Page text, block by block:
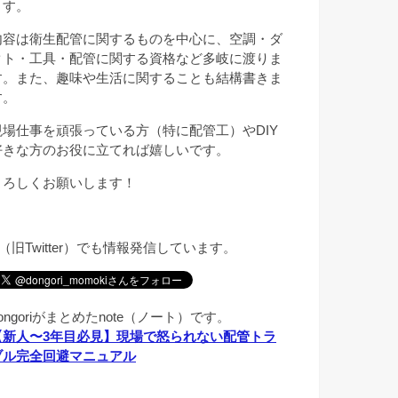
。
容は衛生配管に関するものを中心に、空調・ダ
ト・工具・配管に関する資格など多岐に渡りま
。また、趣味や生活に関することも結構書きま
場仕事を頑張っている方（特に配管工）やDIY
な方のお役に立てれば嬉しいです。
しくお願いします！
旧Twitter）でも情報発信しています。
がまとめたnote（ノート）です。
新人〜3年目必見】現場で怒られない配管トラ
ル完全回避マニュアル